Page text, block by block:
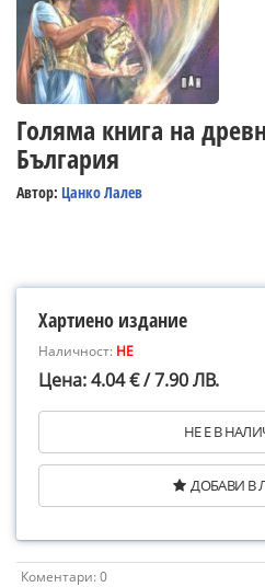
Голяма книга на
България
Автор: Цанко Лалев
Хартиено издание
Наличност: НЕ
Цена: 4.04 € / 7.90 ЛВ.
НЕ Е В
ДОБАВИ
Коментари: 0